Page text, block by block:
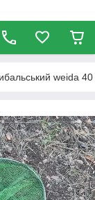
weida